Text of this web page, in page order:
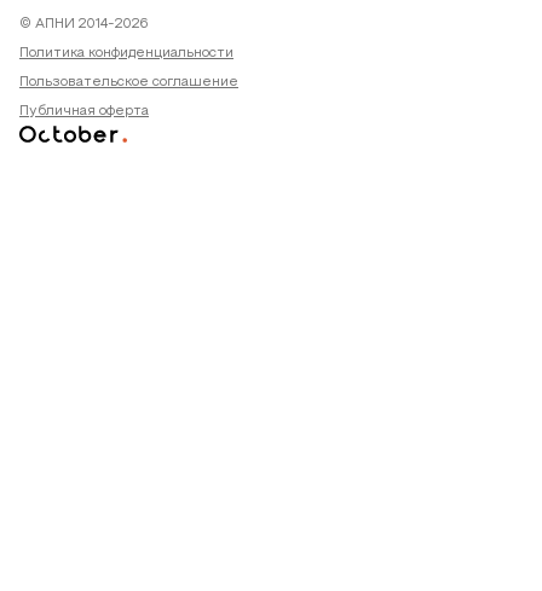
© АПНИ 2014-2026
Политика конфиденциальности
Пользовательское соглашение
Публичная оферта